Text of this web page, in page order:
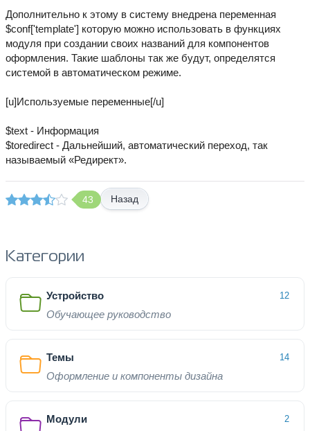
Дополнительно к этому в систему внедрена переменная
$conf['template'] которую можно использовать в функциях
модуля при создании своих названий для компонентов
оформления. Такие шаблоны так же будут, определятся
системой в автоматическом режиме.
[u]Используемые переменные[/u]
$text - Информация
$toredirect - Дальнейший, автоматический переход, так
называемый «Редирект».
43 Назад
Категории
Устройство 12
Обучающее руководство
Темы 14
Оформление и компоненты дизайна
Модули 2